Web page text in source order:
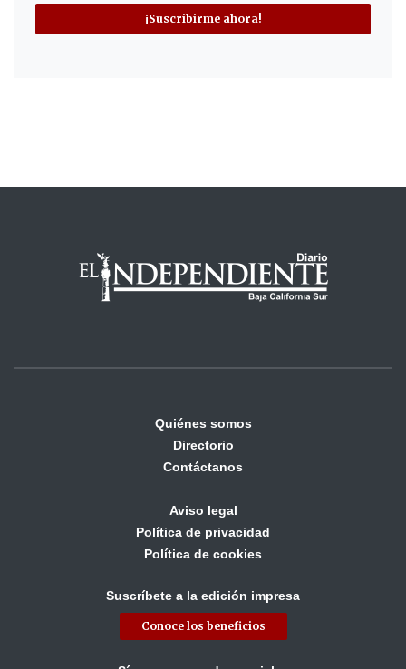
¡Suscribirme ahora!
Quiénes somos
Directorio
Contáctanos
Aviso legal
Política de privacidad
Política de cookies
Suscríbete a la edición impresa
Conoce los beneficios